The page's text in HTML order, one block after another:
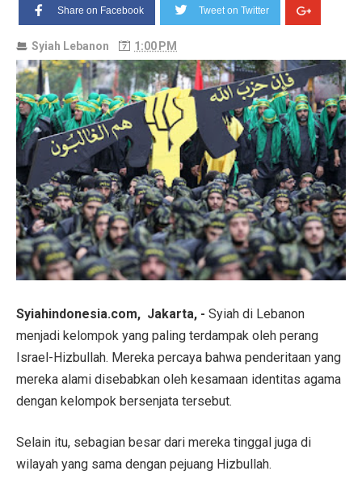
Share on Facebook Tweet on Twitter
Syiah Lebanon 1:00 PM
Syiahindonesia.com, Jakarta, - Syiah di Lebanon
menjadi kelompok yang paling terdampak oleh perang
Israel-Hizbullah. Mereka percaya bahwa penderitaan yang
mereka alami disebabkan oleh kesamaan identitas agama
dengan kelompok bersenjata tersebut.
Selain itu, sebagian besar dari mereka tinggal juga di
wilayah yang sama dengan pejuang Hizbullah.